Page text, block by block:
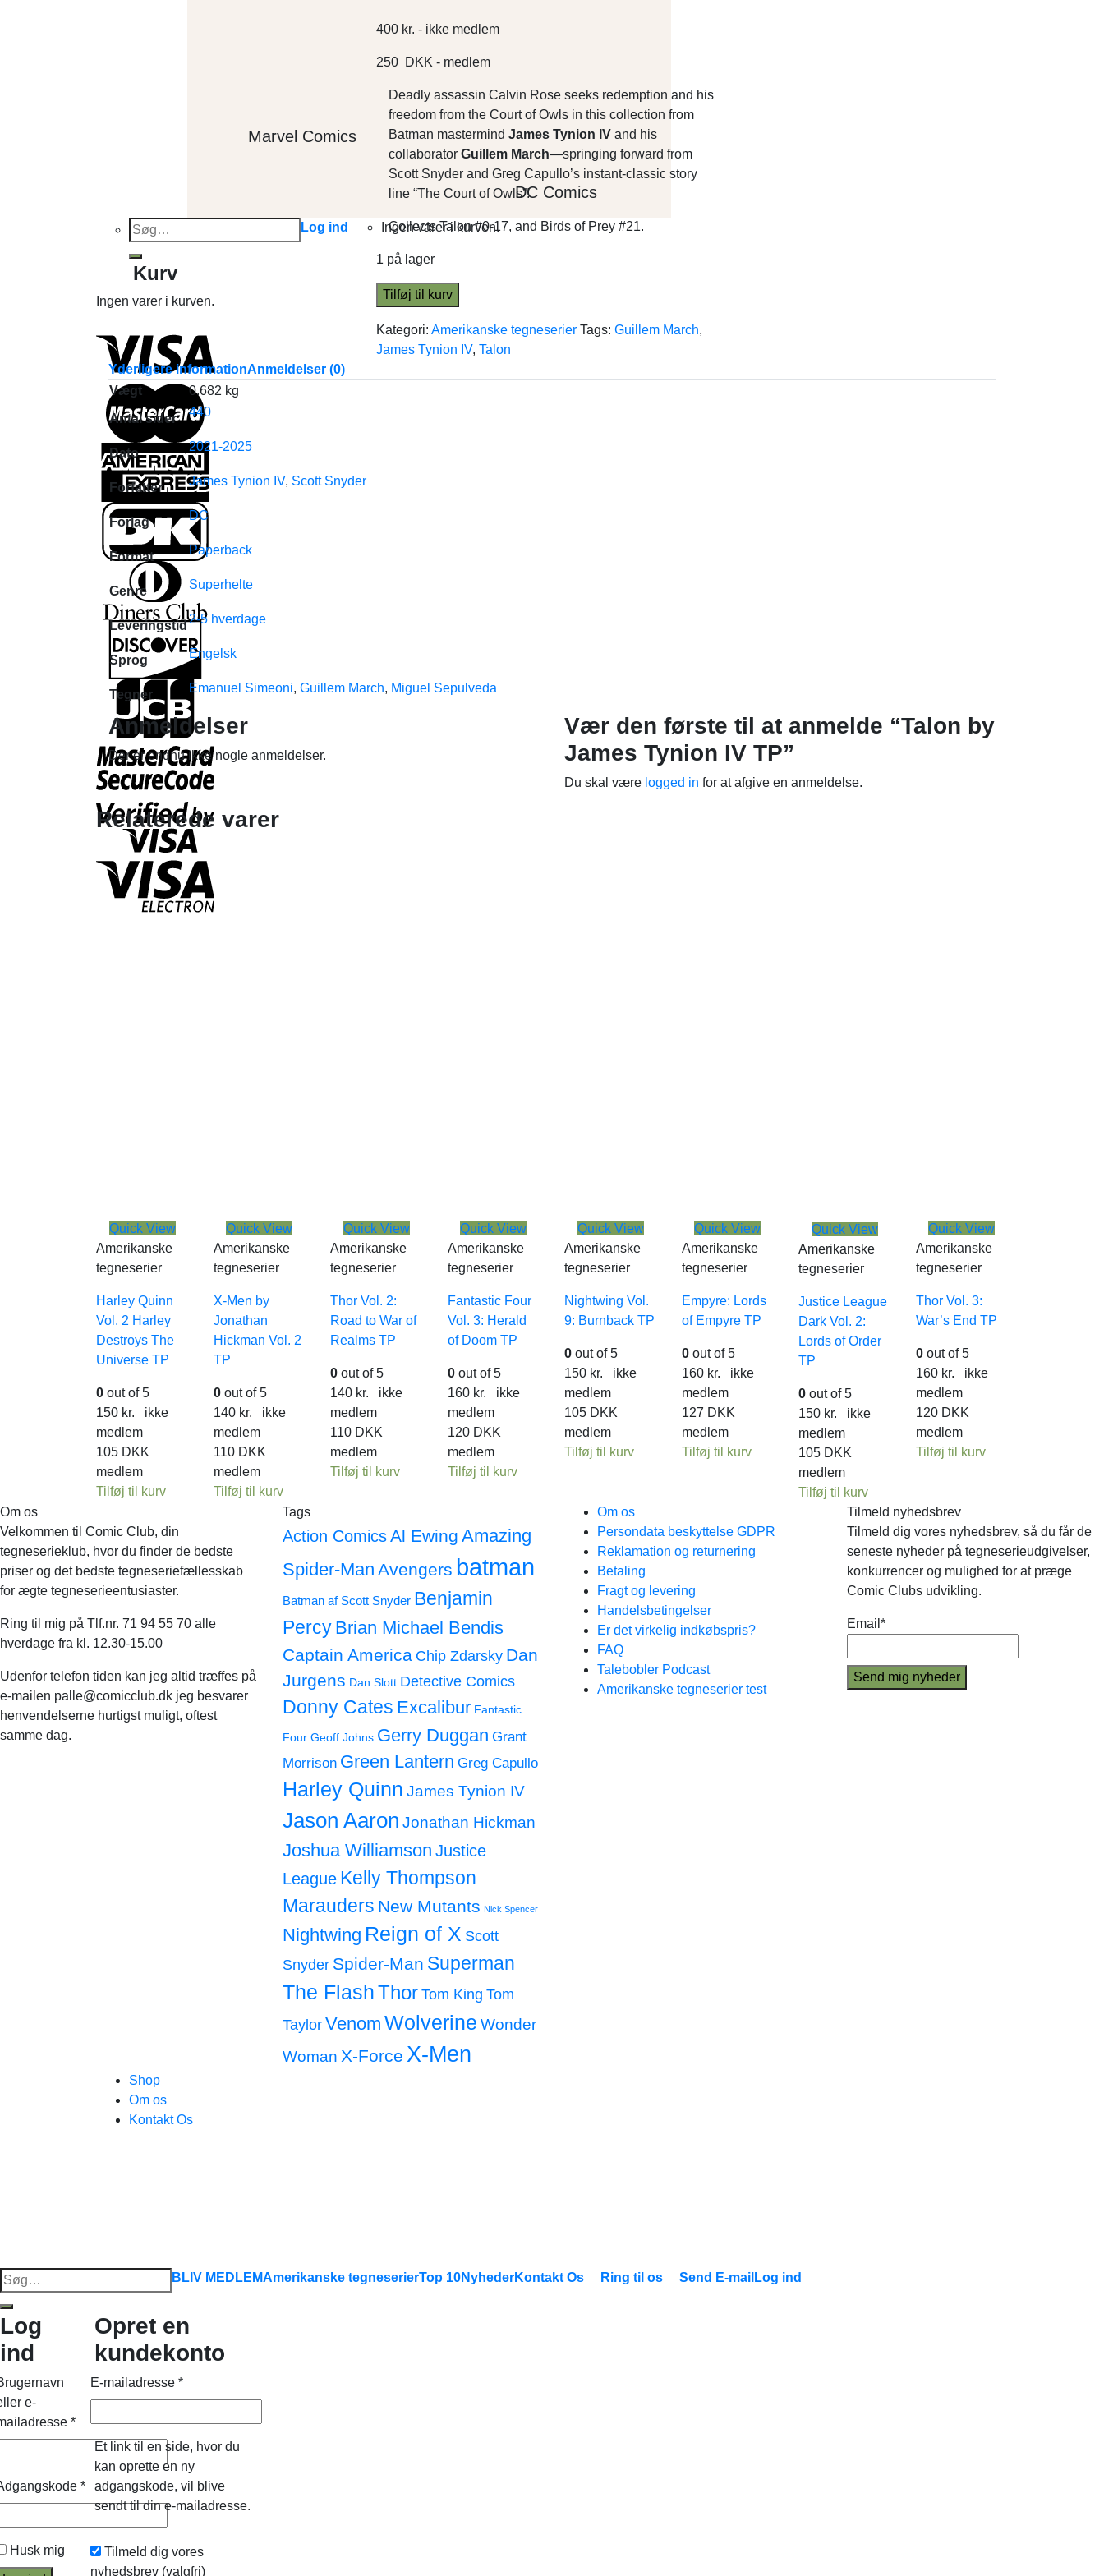
Marvel Comics
DC Comics
Søg
efter:
Log ind Ingen varer i kurven.
Kurv
Ingen varer i kurven.
400 kr. - ikke medlem
250 DKK - medlem
Deadly assassin Calvin Rose seeks redemption and his
freedom from the Court of Owls in this collection from
Batman mastermind James Tynion IV and his
collaborator Guillem March—springing forward from
Scott Snyder and Greg Capullo’s instant-classic story
line “The Court of Owls”!
Collects Talon #0-17, and Birds of Prey #21.
1 på lager
Tilføj til kurv
Kategori: Amerikanske tegneserier Tags: Guillem March,
James Tynion IV, Talon
Yderligere informationAnmeldelser (0)
Vægt
0.682 kg
Antal sider
440
Dato 2021-2025
Forfatter James Tynion IV, Scott Snyder
Forlag DC
Format Paperback
Genre Superhelte
Leveringstid2-5 hverdage
Sprog Engelsk
Tegner Emanuel Simeoni, Guillem March, Miguel Sepulveda
Anmeldelser
Der er endnu ikke nogle anmeldelser.
Vær den første til at anmelde “Talon by
James Tynion IV TP”
Du skal være logged in for at afgive en anmeldelse.
Relaterede varer
Quick View
Amerikanske
tegneserier
Harley Quinn
Vol. 2 Harley
Destroys The
Universe TP
0 out of 5
150 kr. ikke
medlem
105 DKK
medlem
Tilføj til kurv
Quick View
Amerikanske
tegneserier
X-Men by
Jonathan
Hickman Vol. 2
TP
0out of 5
140 kr. ikke
medlem
110 DKK
medlem
Tilføj til kurv
Quick View
Amerikanske
tegneserier
Thor Vol. 2:
Road to War of
Realms TP
0 out of 5
140 kr. ikke
medlem
110 DKK
medlem
Tilføj til kurv
Quick View
Amerikanske
tegneserier
Fantastic Four
Vol. 3: Herald
of Doom TP
0out of 5
160 kr. ikke
medlem
120 DKK
medlem
Tilføj til kurv
Quick View
Amerikanske
tegneserier
Nightwing Vol.
9: Burnback TP
0 out of 5
150 kr. ikke
medlem
105 DKK
medlem
Tilføj til kurv
Quick View
Amerikanske
tegneserier
Empyre: Lords
of Empyre TP
0out of 5
160 kr. ikke
medlem
127 DKK
medlem
Tilføj til kurv
Quick View
Amerikanske
tegneserier
Justice League
Dark Vol. 2:
Lords of Order
TP
0 out of 5
150 kr. ikke
medlem
105 DKK
medlem
Tilføj til kurv
Quick View
Amerikanske
tegneserier
Thor Vol. 3:
War’s End TP
0out of 5
160 kr. ikke
medlem
120 DKK
medlem
Tilføj til kurv
Om os
Velkommen til Comic Club, din
tegneserieklub, hvor du finder de bedste
priser og det bedste tegneseriefællesskab
for ægte tegneserieentusiaster.
Ring til mig på Tlf.nr. 71 94 55 70 alle
hverdage fra kl. 12.30-15.00
Udenfor telefon tiden kan jeg altid træffes på
e-mailen palle@comicclub.dk jeg besvarer
henvendelserne hurtigst muligt, oftest
samme dag.
Tags
Action Comics Al Ewing Amazing
Spider-Man Avengers batman
Batman af Scott Snyder Benjamin
Percy Brian Michael Bendis
Captain America Chip Zdarsky Dan
Jurgens Dan Slott Detective Comics
Donny Cates Excalibur Fantastic
Four Geoff Johns Gerry Duggan Grant
Morrison Green Lantern Greg Capullo
Harley Quinn James Tynion IV
Jason Aaron Jonathan Hickman
Joshua Williamson Justice
League Kelly Thompson
Marauders New Mutants Nick Spencer
Nightwing Reign of X Scott
Snyder Spider-Man Superman
The FlashThor Tom King Tom
Taylor Venom Wolverine Wonder
Woman X-Force X-Men
Om os
Persondata beskyttelse GDPR
Reklamation og returnering
Betaling
Fragt og levering
Handelsbetingelser
Er det virkelig indkøbspris?
FAQ
Talebobler Podcast
Amerikanske tegneserier test
Tilmeld nyhedsbrev
Tilmeld dig vores nyhedsbrev, så du får de
seneste nyheder på tegneserieudgivelser,
konkurrencer og mulighed for at præge
Comic Clubs udvikling.
Email*
Shop
Om os
Kontakt Os
Søg
efter:
BLIV MEDLEMAmerikanske tegneserierTop 10NyhederKontakt Os Ring til os Send E-mail Log ind
Log
ind
e-
*
*
Husk mig
Opret en
kundekonto
E-mailadresse *
Et link til en side, hvor du
kan oprette en ny
adgangskode, vil blive
sendt til din e-mailadresse.
Tilmeld dig vores
nyhedsbrev (valgfri)